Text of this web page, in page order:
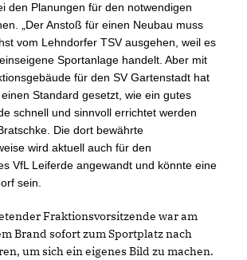
den Planungen für den notwendigen
„Der Anstoß für einen Neubau muss
vom Lehndorfer TSV ausgehen, weil es
Sportanlage handelt. Aber mit
für den SV Gartenstadt hat
Standard gesetzt, wie ein gutes
schnell und sinnvoll errichtet werden
Die dort bewährte
wird aktuell auch für den
VfL Leiferde angewandt und könnte eine
sein.
Fraktionsvorsitzende war am
Brand sofort zum Sportplatz nach
um sich ein eigenes Bild zu machen.